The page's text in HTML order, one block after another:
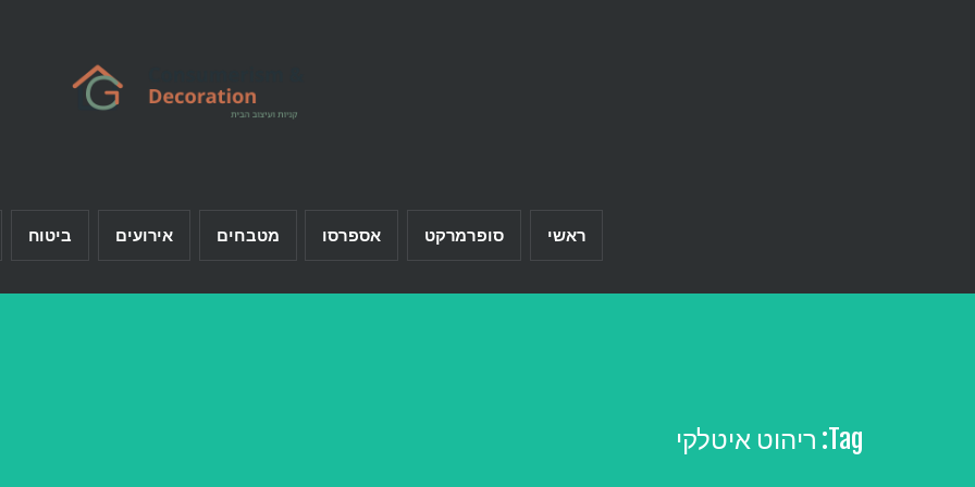
ראשי סופרמרקט אספרסו מטבחים אירועים ביטוח
Tag: ריהוט איטלקי